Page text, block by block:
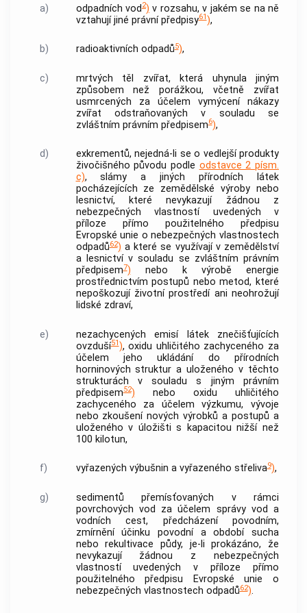
a)
odpadních vod 2) v rozsahu, v jakém se na ně
vztahují jiné právní předpisy61),
b) radioaktivních odpadů5),
c)
mrtvých těl zvířat, která uhynula jiným
způsobem než porážkou, včetně zvířat
usmrcených za účelem vymýcení nákazy
zvířat odstraňovaných v souladu se
zvláštním právním předpisem6),
d)
exkrementů, nejedná-li se o vedlejší produkty
živočišného původu podle odstavce 2 písm.
c), slámy a jiných přírodních látek
pocházejících ze zemědělské výroby nebo
lesnictví, které nevykazují žádnou z
nebezpečných vlastností uvedených v
příloze přímo použitelného předpisu
Evropské unie o nebezpečných vlastnostech
odpadů62) a které se využívají v zemědělství
a lesnictví v souladu se zvláštním právním
předpisem7) nebo k výrobě energie
prostřednictvím postupů nebo metod, které
nepoškozují životní prostředí ani neohrožují
lidské zdraví,
e)
nezachycených emisí látek znečišťujících
ovzduší51), oxidu uhličitého zachyceného za
účelem jeho ukládání do přírodních
horninových struktur a uloženého v těchto
strukturách v souladu s jiným právním
předpisem52) nebo oxidu uhličitého
zachyceného za účelem výzkumu, vývoje
nebo zkoušení nových výrobků a postupů a
uloženého v úložišti s kapacitou nižší než
100 kilotun,
f) vyřazených výbušnin a vyřazeného střeliva9),
g)
sedimentů přemísťovaných v rámci
povrchových vod za účelem správy vod a
vodních cest, předcházení povodním,
zmírnění účinku povodní a období sucha
nebo rekultivace půdy, je-li prokázáno, že
nevykazují žádnou z nebezpečných
vlastností uvedených v příloze přímo
použitelného předpisu Evropské unie o
nebezpečných vlastnostech odpadů62).